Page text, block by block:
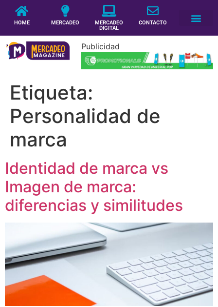
HOME MERCADEO
MERCADEO
DIGITAL
CONTACTO
Publicidad
Etiqueta:
Personalidad de
marca
Identidad de marca vs
Imagen de marca:
diferencias y similitudes